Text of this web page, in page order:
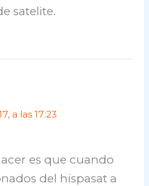
satelite.
a las 17:23
es que cuando
del hispasat a